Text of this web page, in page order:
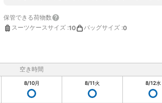
保管できる荷物数
スーツケースサイズ :10 バッグサイズ :0
空き時間
8/10月 8/11火 8/12水